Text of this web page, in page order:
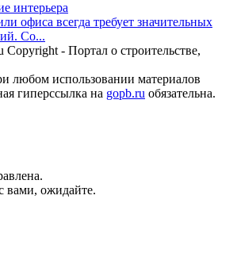
интерьера
офиса всегда требует значительных
Со...
- Портал о строительстве,
любом использовании материалов
гиперссылка на gopb.ru обязательна.
вами, ожидайте.